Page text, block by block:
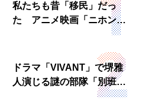
私たちも昔「移民」だっ
た アニメ映画「ニホンジ
ドラマ「VIVANT」で堺雅
人演じる謎の部隊「別班」
は実在する？内情知る人物